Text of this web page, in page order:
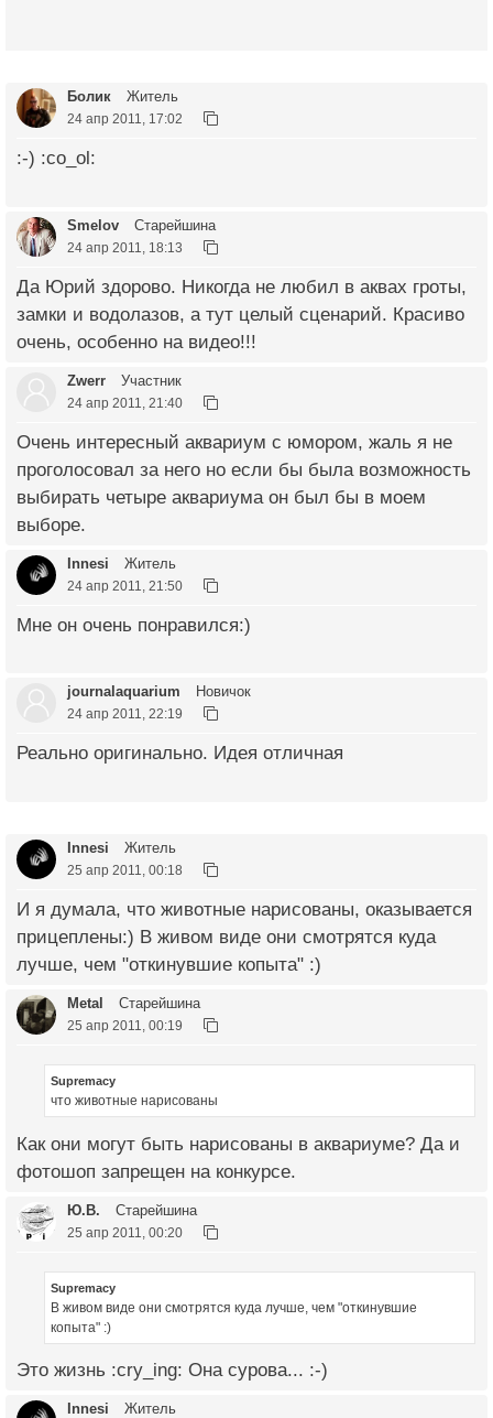
Болик Житель
24 апр 2011, 17:02
:-) :co_ol:
Smelov Старейшина
24 апр 2011, 18:13
Да Юрий здорово. Никогда не любил в аквах гроты,
замки и водолазов, а тут целый сценарий. Красиво
очень, особенно на видео!!!
Zwerr Участник
24 апр 2011, 21:40
Очень интересный аквариум с юмором, жаль я не
проголосовал за него но если бы была возможность
выбирать четыре аквариума он был бы в моем
выборе.
Innesi Житель
24 апр 2011, 21:50
Мне он очень понравился:)
journalaquarium Новичок
24 апр 2011, 22:19
Реально оригинально. Идея отличная
Innesi Житель
25 апр 2011, 00:18
И я думала, что животные нарисованы, оказывается
прицеплены:) В живом виде они смотрятся куда
лучше, чем "откинувшие копыта" :)
Metal Старейшина
25 апр 2011, 00:19
Supremacy
что животные нарисованы
Как они могут быть нарисованы в аквариуме? Да и
фотошоп запрещен на конкурсе.
Ю.В. Старейшина
25 апр 2011, 00:20
Supremacy
В живом виде они смотрятся куда лучше, чем "откинувшие
копыта" :)
Это жизнь :cry_ing: Она сурова... :-)
Innesi Житель